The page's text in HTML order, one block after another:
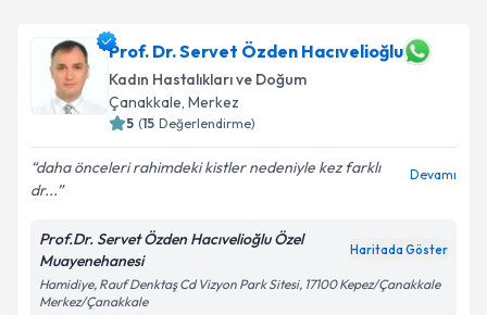
Prof. Dr. Servet Özden Hacıvelioğlu
Kadın Hastalıkları ve Doğum
Çanakkale, Merkez
5 (15 Değerlendirme)
daha önceleri rahimdeki kistler nedeniyle kez farklı
dr...
Devamı
Prof.Dr. Servet Özden Hacıvelioğlu Özel
Muayenehanesi
Haritada Göster
Hamidiye, Rauf Denktaş Cd Vizyon Park Sitesi, 17100 Kepez/Çanakkale
Merkez/Çanakkale